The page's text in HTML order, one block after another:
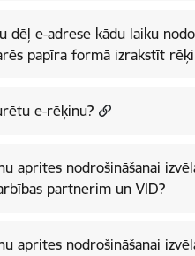
dēļ e-adrese kādu laiku
papīra formā izrakstīt
e-rēķinu?
aprites nodrošināšanai
partnerim un VID?
aprites nodrošināšanai